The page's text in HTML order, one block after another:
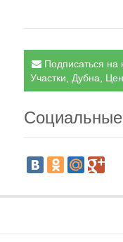
Подписаться на
Участки, Дубна,